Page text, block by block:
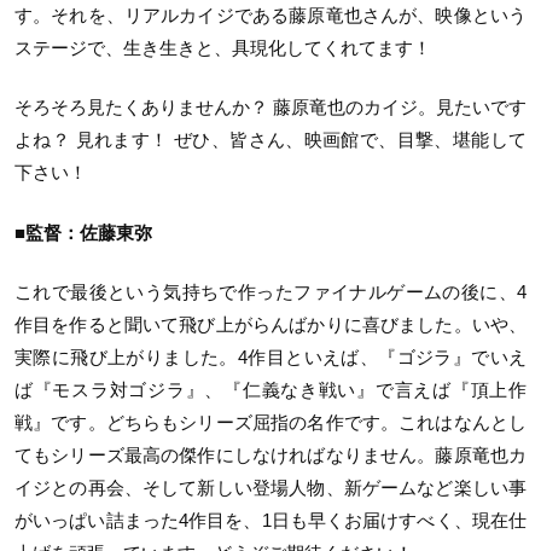
す。それを、リアルカイジである藤原竜也さんが、映像という
ステージで、生き生きと、具現化してくれてます！
そろそろ見たくありませんか？ 藤原竜也のカイジ。見たいです
よね？ 見れます！ ぜひ、皆さん、映画館で、目撃、堪能して
下さい！
■監督：佐藤東弥
これで最後という気持ちで作ったファイナルゲームの後に、4
作目を作ると聞いて飛び上がらんばかりに喜びました。いや、
実際に飛び上がりました。4作目といえば、『ゴジラ』でいえ
ば『モスラ対ゴジラ』、『仁義なき戦い』で言えば『頂上作
戦』です。どちらもシリーズ屈指の名作です。これはなんとし
てもシリーズ最高の傑作にしなければなりません。藤原竜也カ
イジとの再会、そして新しい登場人物、新ゲームなど楽しい事
がいっぱい詰まった4作目を、1日も早くお届けすべく、現在仕